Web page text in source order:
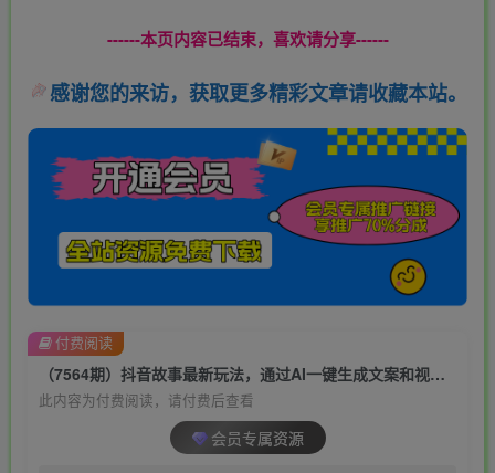
------本页内容已结束，喜欢请分享------
感谢您的来访，获取更多精彩文章请收藏本站。
（7564期）抖音故事最新玩法，通过AI一键生成文案和视频，日收入500+一部手机即可完成
此内容为付费阅读，请付费后查看
会员专属资源
付费阅读